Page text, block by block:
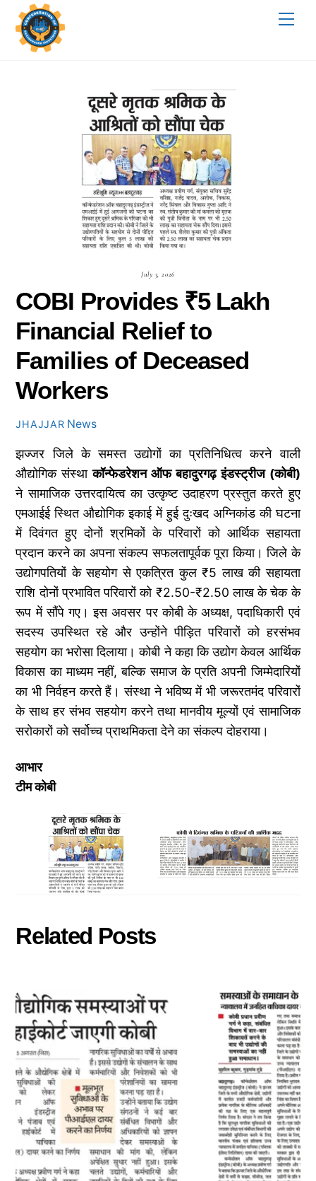
Skip
content
July 3, 2026
COBI Provides ₹5 Lakh
Financial Relief to
Families of Deceased
Workers
JHAJJAR News
झज्जर जिले के समस्त उद्योगों का प्रतिनिधित्व करने वाली
औद्योगिक संस्थाकॉन्फेडरेशन ऑफ बहादुरगढ़ इंडस्ट्रीज (कोबी)
ने सामाजिक उत्तरदायित्व का उत्कृष्ट उदाहरण प्रस्तुत करते हुए
एमआईई स्थित औद्योगिक इकाई में हुई दुःखद अग्निकांड की घटना
में दिवंगत हुए दोनों श्रमिकों के परिवारों को आर्थिक सहायता
प्रदान करने का अपना संकल्प सफलतापूर्वक पूरा किया। जिले के
उद्योगपतियों के सहयोग से एकत्रित कुल ₹5 लाख की सहायता
राशि दोनों प्रभावित परिवारों को ₹2.50-₹2.50 लाख के चेक के
रूप में सौंपे गए। इस अवसर पर कोबी के अध्यक्ष, पदाधिकारी एवं
सदस्य उपस्थित रहे और उन्होंने पीड़ित परिवारों को हरसंभव
सहयोग का भरोसा दिलाया। कोबी ने कहा कि उद्योग केवल आर्थिक
विकास का माध्यम नहीं, बल्कि समाज के प्रति अपनी जिम्मेदारियों
का भी निर्वहन करते हैं। संस्था ने भविष्य में भी जरूरतमंद परिवारों
के साथ हर संभव सहयोग करने तथा मानवीय मूल्यों एवं सामाजिक
सरोकारों को सर्वोच्च प्राथमिकता देने का संकल्प दोहराया।
आभार
टीम कोबी
Related Posts